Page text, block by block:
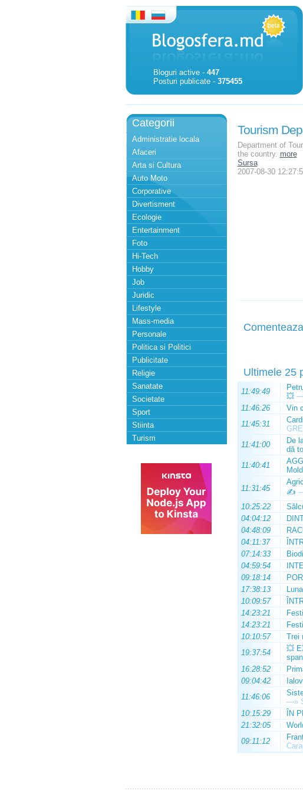
Bloguri active - 447
Posturi publicate - 375455
Categorii
Administratie locala
Afaceri
Arta si Cultura
Auto Moto
Corporative
Divertisment
Ecologie
Entertainment
Foto
Hi-Tech
Hobby
Job
Juridic
Lifestyle
Mass-media
Personale
Politica si Politici
Publicitate
Religie
Sanatate
Societate
Sport
Stiinta
Turism
Tourism
Department of
the country. more
Sursa
2007-08-30
Comenteaza
Ultimele 25
11:49:49
💥
11:46:26
Vin
11:45:31
11:41:00
De
dă
11:40:41
11:31:45
✍️
10:25:22
04:04:12
04:48:09
04:11:37
07:14:33
04:59:54
09:18:14
17:38:13
10:09:57
14:23:21
14:23:21
10:10:57
Trei
19:37:54
💥
16:28:52
09:04:42
11:46:06
—»
10:15:29
ÎN
21:32:05
09:11:12